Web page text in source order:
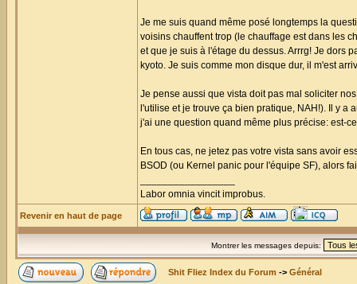
Je me suis quand même posé longtemps la
voisins chauffent trop (le chauffage est dans les
et que je suis à l'étage du dessus. Arrrg! Je dors
kyoto. Je suis comme mon disque dur, il m'est
Je pense aussi que vista doit pas mal soliciter
l'utilise et je trouve ça bien pratique, NAH!). Il y
j'ai une question quand même plus précise: est-
En tous cas, ne jetez pas votre vista sans avoir
BSOD (ou Kernel panic pour l'équipe SF), alors
Labor omnia vincit improbus.
Revenir en haut de page
Montrer les messages depuis:
Shit Fliez Index du Forum -> Général